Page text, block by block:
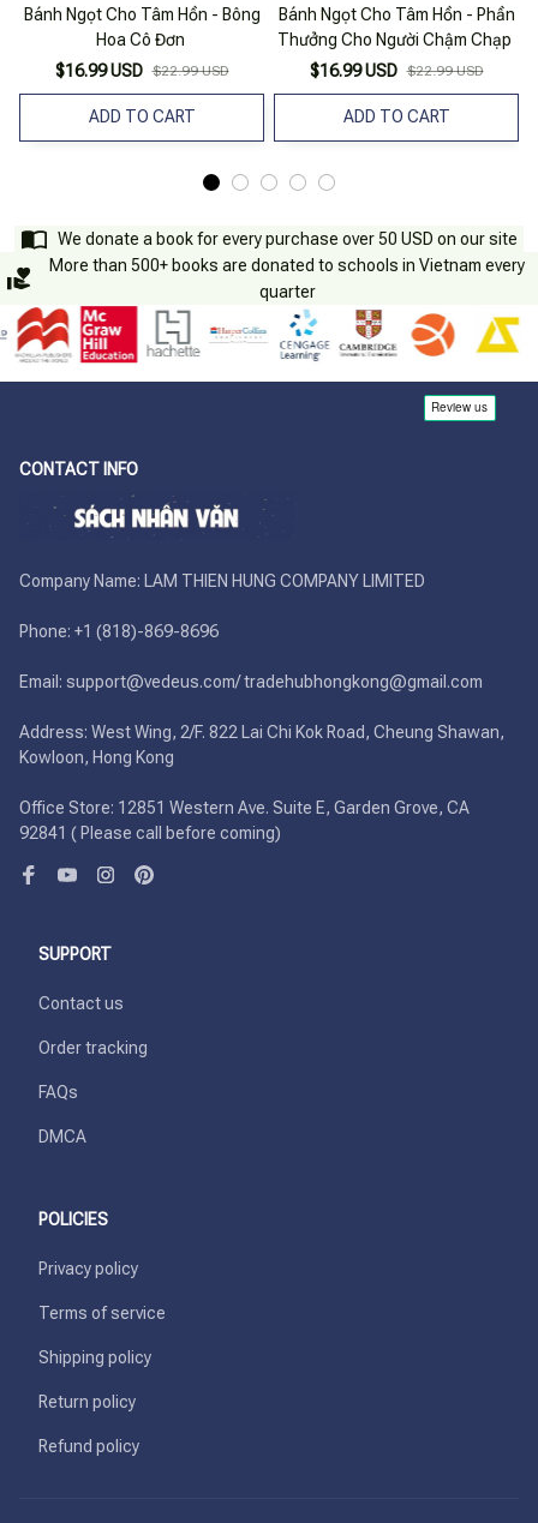
Bánh Ngọt Cho Tâm Hồn - Bông
Hoa Cô Đơn
$16.99 USD $22.99 USD
ADD TO CART
Bánh Ngọt Cho Tâm Hồn - Phần
Thưởng Cho Người Chậm Chạp
$16.99 USD $22.99 USD
ADD TO CART
We donate a book for every purchase over 50 USD on our site
More than 500+ books are donated to schools in Vietnam every
quarter
CONTACT INFO
Company Name: LAM THIEN HUNG COMPANY LIMITED
Phone: +1 (818)-869-8696
Email: support@vedeus.com/ tradehubhongkong@gmail.com
Address: West Wing, 2/F. 822 Lai Chi Kok Road, Cheung Shawan,
Kowloon, Hong Kong
Office Store: 12851 Western Ave. Suite E, Garden Grove, CA
92841 ( Please call before coming)
SUPPORT
Contact us
Order tracking
FAQs
DMCA
POLICIES
Privacy policy
Terms of service
Shipping policy
Return policy
Refund policy